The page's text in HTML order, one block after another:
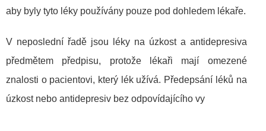
aby byly tyto léky používány pouze pod dohledem lékaře.
V neposlední řadě jsou léky na úzkost a antidepresiva
předmětem předpisu, protože lékaři mají omezené
znalosti o pacientovi, který lék užívá. Předepsání léků na
úzkost nebo antidepresiv bez odpovídajícího vy